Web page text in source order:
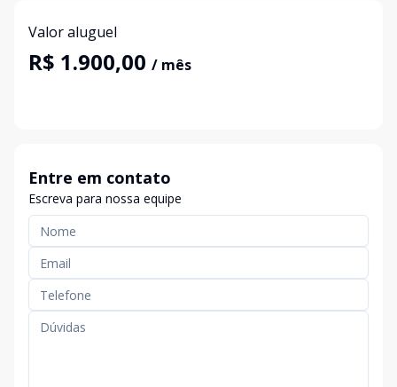
Valor aluguel
R$ 1.900,00 / mês
Entre em contato
Escreva para nossa equipe